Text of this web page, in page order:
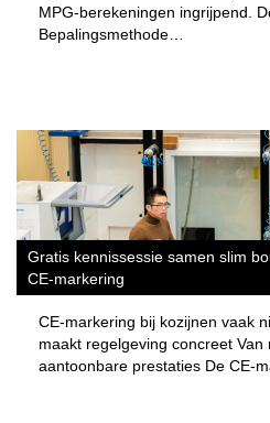
MPG-berekeningen ingrijpend.
Bepalingsmethode…
Gratis kennissessie samen slim
CE-markering
CE-markering bij kozijnen vaak
maakt regelgeving concreet
aantoonbare prestaties De CE-